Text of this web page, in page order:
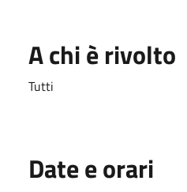
A chi è rivolto
Tutti
Date e orari